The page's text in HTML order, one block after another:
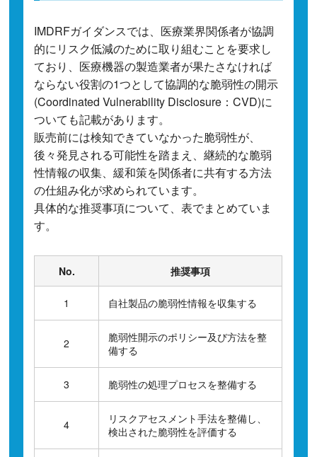
IMDRFガイダンスでは、医療業界関係者が協調
的にリスク低減のために取り組むことを要求し
ており、医療機器の製造業者が果たさなければ
ならない役割の1つとして協調的な脆弱性の開示
(Coordinated Vulnerability Disclosure：CVD)に
ついても記載があります。
販売前には検知できていなかった脆弱性が、
後々発見される可能性を踏まえ、継続的な脆弱
性情報の収集、緩和策を関係者に共有する方法
の仕組み化が求められています。
具体的な推奨事項について、表でまとめていま
す。
No. 推奨事項
1 自社製品の脆弱性情報を収集する
2
脆弱性開示のポリシー及び方法を整
備する
3 脆弱性の処理プロセスを整備する
4
リスクアセスメント手法を整備し、
検出された脆弱性を評価する